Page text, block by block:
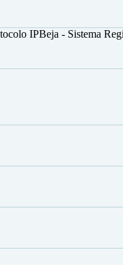
IPBeja - Sistema